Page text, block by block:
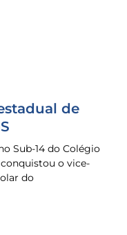
de
Sub-14 do Colégio
o vice-
do